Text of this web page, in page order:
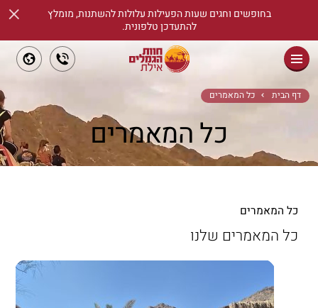
×
בחופשים וחגים שעות הפעילות עלולות להשתנות, מומלץ
להתעדכן טלפונית.
דף הבית כל המאמרים
כל המאמרים
כל המאמרים
כל המאמרים שלנו
ראשי
שיעורי רכיבת סוסים
אודות
ימי גיבוש וכיף